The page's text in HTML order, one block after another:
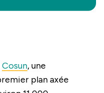
Cosun, une
plan axée